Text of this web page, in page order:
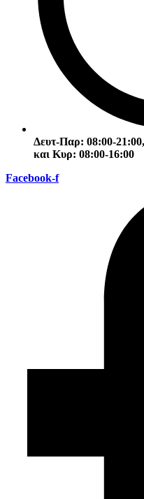
Δευτ-Παρ: 08:00-
και Κυρ: 08:00-16:00
Facebook-f